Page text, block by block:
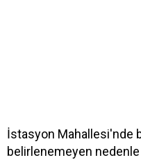
İstasyon Mahallesi'nde
belirlenemeyen nedenle